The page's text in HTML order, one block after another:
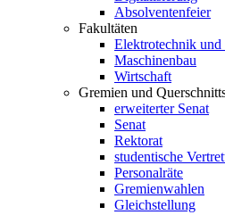
Absolventenfeier
Fakultäten
Elektrotechnik
Maschinenbau
Wirtschaft
Gremien und
erweiterter Senat
Senat
Rektorat
studentische
Personalräte
Gremienwahlen
Gleichstellung